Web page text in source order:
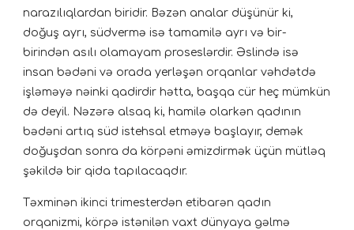
narazılıqlardan biridir. Bəzən analar düşünür ki,
doğuş ayrı, südvermə isə tamamilə ayrı və bir-
birindən asılı olamayam proseslərdir. Əslində isə
insan bədəni və orada yerləşən orqanlar vəhdətdə
işləməyə nəinki qadirdir hətta, başqa cür heç mümkün
də deyil. Nəzərə alsaq ki, hamilə olarkən qadının
bədəni artıq süd istehsal etməyə başlayır, demək
doğuşdan sonra da körpəni əmizdirmək üçün mütləq
şəkildə bir qida tapılacaqdır.
Təxminən ikinci trimesterdən etibarən qadın
orqanizmi, körpə istənilən vaxt dünyaya gəlmə